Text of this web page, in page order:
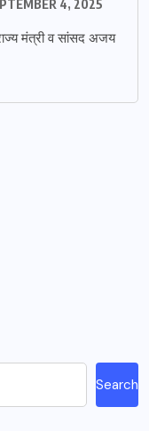
4, 2025
मंत्री व सांसद अजय
Search